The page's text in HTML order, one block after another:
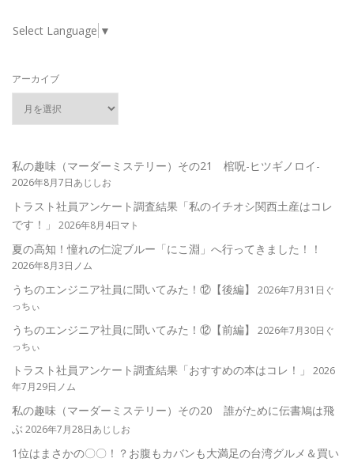
Select Language ▼
アーカイブ
私の趣味（マーダーミステリー）その21 棺呪-ヒツギノロイ-
2026年8月7日あじしお
トラスト社員アンケート調査結果「私のイチオシ関西土産はコレ
です！」
2026年8月4日マト
夏の高知！憧れの仁淀ブルー「にこ淵」へ行ってきました！！
2026年8月3日ノム
うちのエンジニア社員に聞いてみた！⑫【後編】
2026年7月31日ぐ
っちぃ
うちのエンジニア社員に聞いてみた！⑫【前編】
2026年7月30日ぐ
っちぃ
トラスト社員アンケート調査結果「おすすめの本はコレ！」
2026
年7月29日ノム
私の趣味（マーダーミステリー）その20 誰がために伝書鳩は飛
ぶ2026年7月28日あじしお
1位はまさかの〇〇！？お腹もカバンも大満足の台湾グルメ＆買い